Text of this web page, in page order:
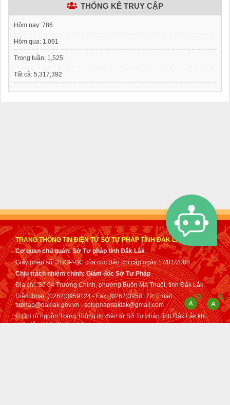
THỐNG KÊ TRUY CẬP
Hôm nay: 786
Hôm qua: 1,091
Trong tuần: 1,525
Tất cả: 5,317,392
TRANG THÔNG TIN ĐIỆN TỬ SỞ TƯ PHÁP TỈNH ĐẮK LẮK
Cơ quan chủ quản: Sở Tư pháp tỉnh Đắk Lắk
Giấy phép số: 31/GP-BC của cục Báo chí cấp ngày 17/01/2008
Chịu trách nhiệm chính: Giám đốc Sở Tư Pháp
Địa chỉ: Số 04 Trường Chinh, phường Buôn Ma Thuột, tỉnh Đắk Lắk
Điện thoại: (0262)3959124 - Fax: (0262)3950172. Email:
tuphap@daklak.gov.vn - sotuphapdaklak@gmail.com
© Ghi rõ nguồn Trang Thông tin điện tử Sở Tư pháp tỉnh Đắk Lắk khi
trích dẫn lại tin từ địa chỉ này.